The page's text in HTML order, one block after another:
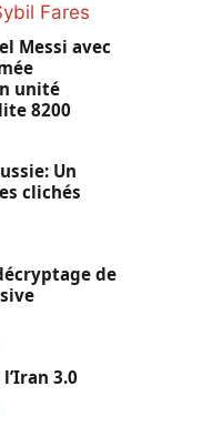
Fares
Messi avec
unité
8200
Un
clichés
de
3.0